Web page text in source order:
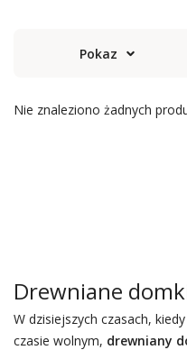
Pokaz
Nie znaleziono żadnych
Drewniane
W dzisiejszych czasach,
czasie wolnym, drewniany